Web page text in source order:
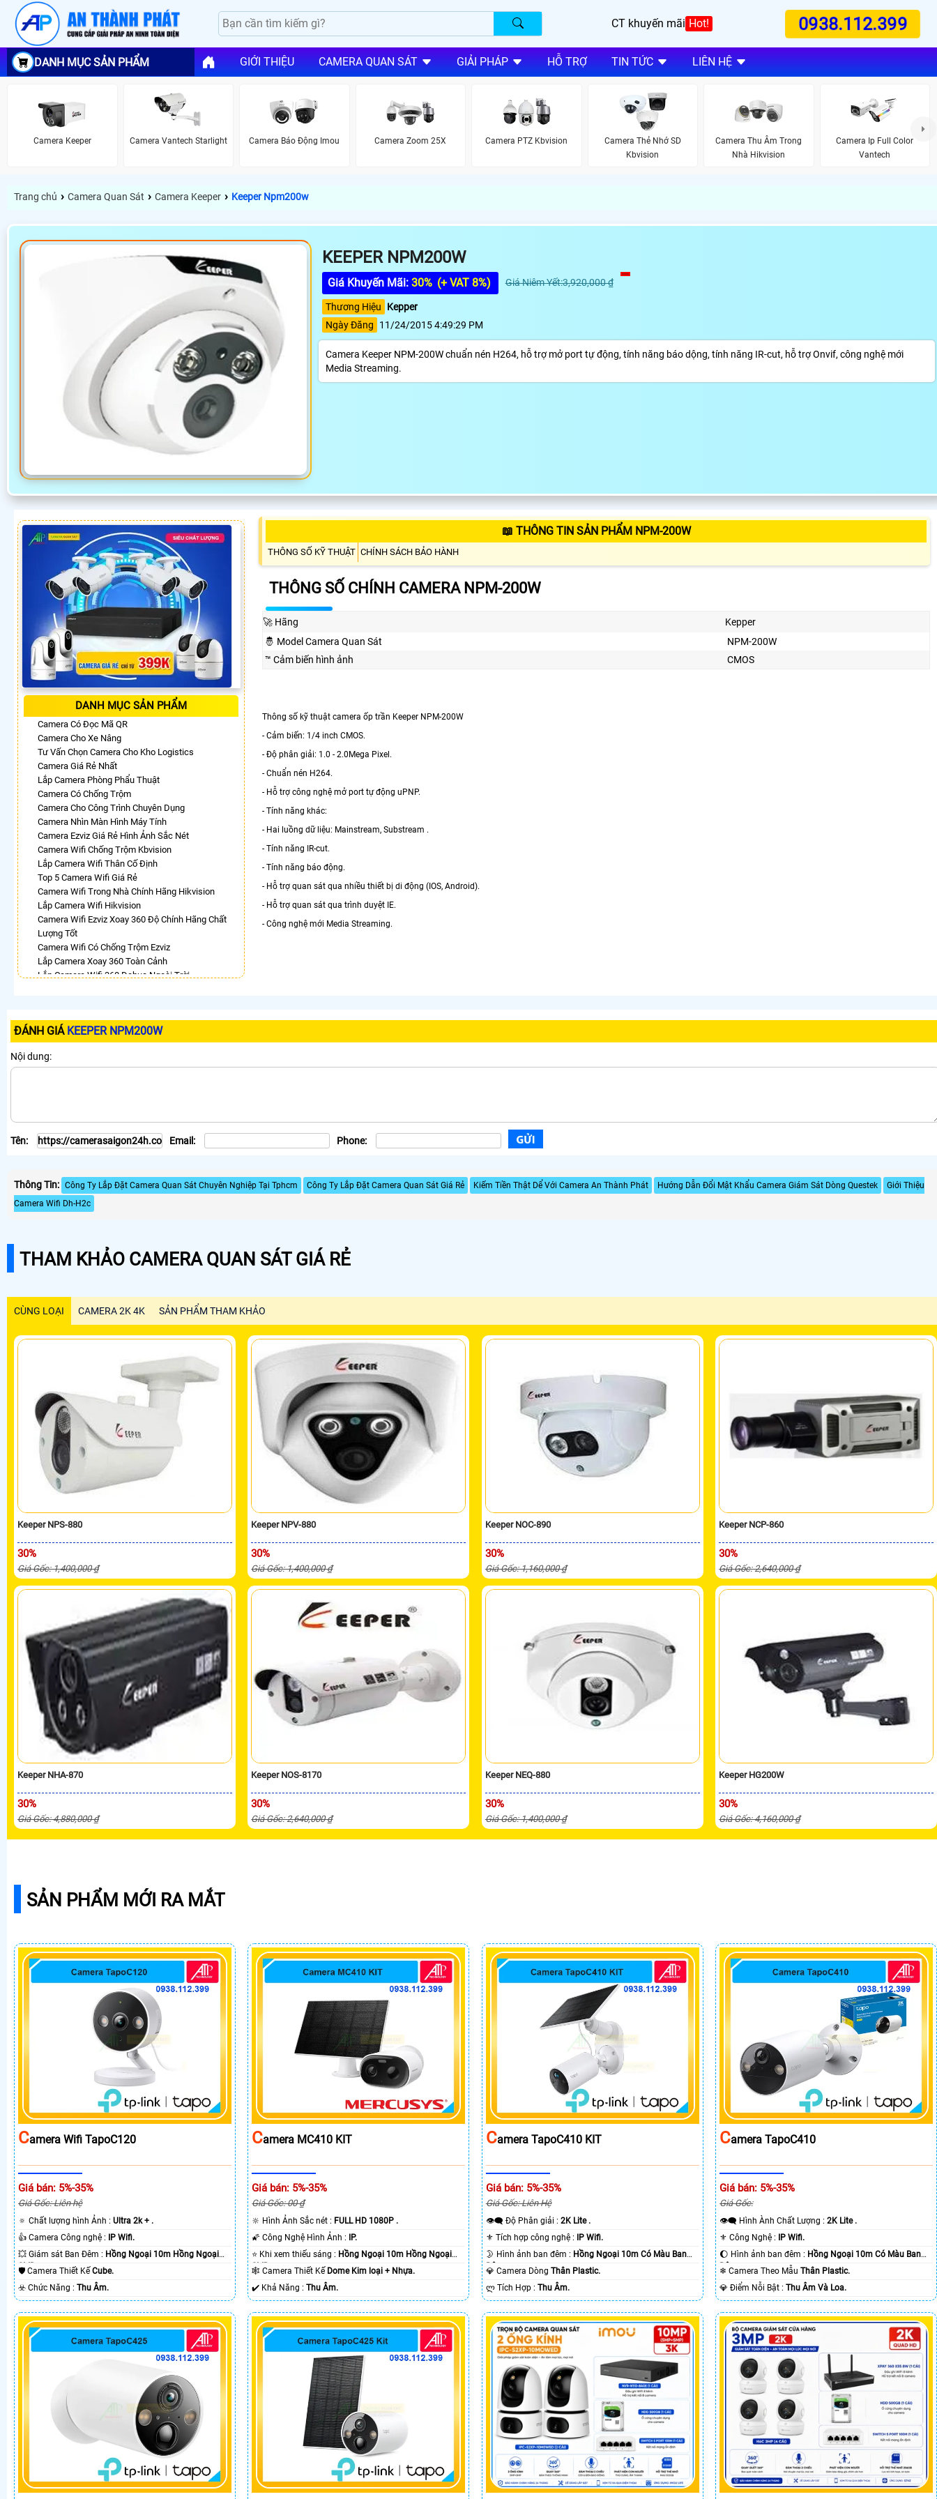
CT khuyến mãi Hot! 0938.112.399
DANH MỤC SẢN PHẨM GIỚI THIỆU CAMERA QUAN SÁT GIẢI PHÁP HỖ TRỢ TIN TỨC LIÊN HỆ
Camera Keeper Camera Vantech Starlight Camera Báo Động Imou Camera Zoom 25X Camera PTZ Kbvision
Camera Thẻ Nhớ SD
Kbvision
Camera Thu Âm Trong
Nhà Hikvision
Camera Ip Full Color
Vantech
Trang chủ › Camera Quan Sát › Camera Keeper › Keeper Npm200w
KEEPER NPM200W
Giá Khuyến Mãi: 30% (+ VAT 8%) Giá Niêm Yết:3,920,000 ₫
Thương Hiệu
Kepper
Ngày Đăng
11/24/2015 4:49:29 PM
Camera Keeper NPM-200W chuẩn nén H264, hỗ trợ mở port tự động, tính năng báo dộng, tính năng IR-cut, hỗ trợ Onvif, công nghệ mới
Media Streaming.
DANH MỤC SẢN PHẨM
Camera Có Đọc Mã QR
Camera Cho Xe Nâng
Tư Vấn Chọn Camera Cho Kho Logistics
Camera Giá Rẻ Nhất
Lắp Camera Phòng Phẩu Thuật
Camera Có Chống Trộm
Camera Cho Công Trình Chuyên Dụng
Camera Nhìn Màn Hình Máy Tính
Camera Ezviz Giá Rẻ Hình Ảnh Sắc Nét
Camera Wifi Chống Trộm Kbvision
Lắp Camera Wifi Thân Cố Định
Top 5 Camera Wifi Giá Rẻ
Camera Wifi Trong Nhà Chính Hãng Hikvision
Lắp Camera Wifi Hikvision
Camera Wifi Ezviz Xoay 360 Độ Chính Hãng Chất
Lượng Tốt
Camera Wifi Có Chống Trộm Ezviz
Lắp Camera Xoay 360 Toàn Cảnh
Lắp Camera Wifi 360 Dahua Ngoài Trời
Lắp Camera Wifi 360 Imou Giá Rẻ
Camera IP 360 Dahua
LẮP CAMERA THEO NHU CẦU
Lắp Camera Cửa Hàng Giá Rẻ
Camera 360 Giá Rẻ
📖 THÔNG TIN SẢN PHẨM NPM-200W
THÔNG SỐ KỸ THUẬT CHÍNH SÁCH BẢO HÀNH
THÔNG SỐ CHÍNH CAMERA NPM-200W
️🚀 Hãng
Kepper
🤴 Model Camera Quan Sát
NPM-200W
™️ Cảm biến hình ảnh
CMOS
Thông số kỹ thuật camera ốp trần Keeper NPM-200W
- Cảm biến: 1/4 inch CMOS.
- Độ phân giải: 1.0 - 2.0Mega Pixel.
- Chuẩn nén H264.
- Hỗ trợ công nghệ mở port tự động uPNP.
- Tính năng khác:
- Hai luồng dữ liệu: Mainstream, Substream .
- Tính năng IR-cut.
- Tính năng báo động.
- Hỗ trợ quan sát qua nhiều thiết bị di động (IOS, Android).
- Hỗ trợ quan sát qua trình duyệt IE.
- Công nghệ mới Media Streaming.
ĐÁNH GIÁ KEEPER NPM200W
Nội dung:
Tên: Email: Phone:
Thông Tin: Công Ty Lắp Đặt Camera Quan Sát Chuyên Nghiệp Tại Tphcm Công Ty Lắp Đặt Camera Quan Sát Giá Rẻ Kiếm Tiền Thật Dể Với Camera An Thành Phát Hướng Dẫn Đổi Mật Khẩu Camera Giám Sát Dòng Questek
Giới Thiệu
Camera Wifi Dh-H2c
THAM KHẢO CAMERA QUAN SÁT GIÁ RẺ
CÙNG LOẠI CAMERA 2K 4K SẢN PHẨM THAM KHẢO
Keeper NPS-880
30%
Giá Gốc: 1,400,000 ₫
Keeper NPV-880
30%
Giá Gốc: 1,400,000 ₫
Keeper NOC-890
30%
Giá Gốc: 1,160,000 ₫
Keeper NCP-860
30%
Giá Gốc: 2,640,000 ₫
Keeper NHA-870
30%
Giá Gốc: 4,880,000 ₫
Keeper NOS-8170
30%
Giá Gốc: 2,640,000 ₫
Keeper NEQ-880
30%
Giá Gốc: 1,400,000 ₫
Keeper HG200W
30%
Giá Gốc: 4,160,000 ₫
SẢN PHẨM MỚI RA MẮT
CAmera Wifi TapoC120
Giá bán: 5%-35%
Giá Gốc: Liên hệ
🔅 Chất lượng hình Ảnh : Ultra 2k + .
👍 Camera Công nghệ :
IP Wifi.
💥 Giám sát Ban Đêm : Hồng Ngoại 10m Hồng Ngoại
SMD.🛡 Camera Thiết Kế Cube.
️☣️ Chức Năng : Thu Âm.
CAmera MC410 KIT
Giá bán: 5%-35%
Giá Gốc: 00 ₫
🔆 Hình Ảnh Sắc nét : FULL HD 1080P .
🌠 Công Nghệ Hình Ảnh :
IP.
⭐ Khi xem thiếu sáng : Hồng Ngoại 10m Hồng Ngoại
SMD.🕸️ Camera Thiết Kế Dome Kim loại + Nhựa.
️✔️ Khả Năng :Thu Âm.
CAmera TapoC410 KIT
Giá bán: 5%-35%
Giá Gốc: Liên Hệ
👁️‍🗨 Độ Phân giải : 2K Lite .
⚜️ Tích hợp công nghệ :
IP Wifi.
🌛 Hình ảnh ban đêm : Hồng Ngoại 10m Có Màu Ban
Ðêm.💎 Camera Dòng Thân Plastic.
️ლ Tích Hợp : Thu Âm.
CAmera TapoC410
Giá bán: 5%-35%
Giá Gốc:
👁️‍🗨 Hình Ành Chất Lượng :2K Lite .
⚜️ Công Nghệ :
IP Wifi.
🌔 Hình ảnh ban đêm : Hồng Ngoại 10m Có Màu Ban
Ðêm.❄ Camera Theo MẫuThân Plastic.
️💎 Điểm Nỗi Bật :Thu Âm Và Loa.